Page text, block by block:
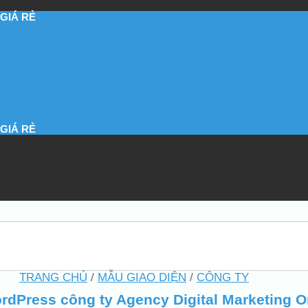
RẺ
RẺ
TRANG CHỦ / MẪU GIAO DIỆN / CÔNG TY
công ty Agency Digital Marketing